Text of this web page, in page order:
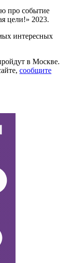
про событие
цели!» 2023.
интересных
в Москве.
сообщите